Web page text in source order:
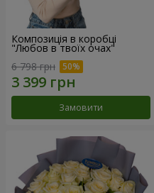
Композиція в коробці
"Любов в твоїх очах"
6 798 грн
Замовити